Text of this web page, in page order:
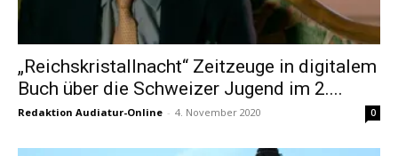
„Reichskristallnacht“ Zeitzeuge in digitalem
Buch über die Schweizer Jugend im 2....
Redaktion Audiatur-Online - 4. November 2020 0